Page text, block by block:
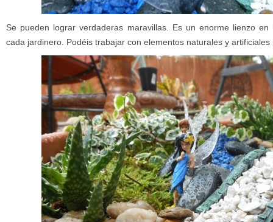
Se pueden lograr verdaderas maravillas. Es un enorme lienzo
cada jardinero. Podéis trabajar con elementos naturales y